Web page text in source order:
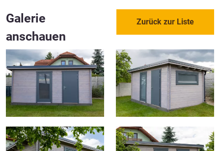
Galerie
anschauen
Zurück zur Liste